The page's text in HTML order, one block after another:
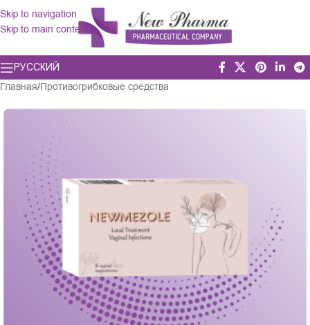
Skip to navigation
Skip to main content
РУССКИЙ
Главная/Противогрибковые средства